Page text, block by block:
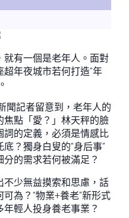
有一個是老年人。面對
年夜城市若何打造“年
聞記者留意到，老年人的
點「愛？」林天秤的臉
的定義，必須是情感比
？獨身白叟的“身后事”
的需求若何被滿足？
少無益摸索和思慮，話
為？“物業+養老”新形式
輕人投身養老事業？